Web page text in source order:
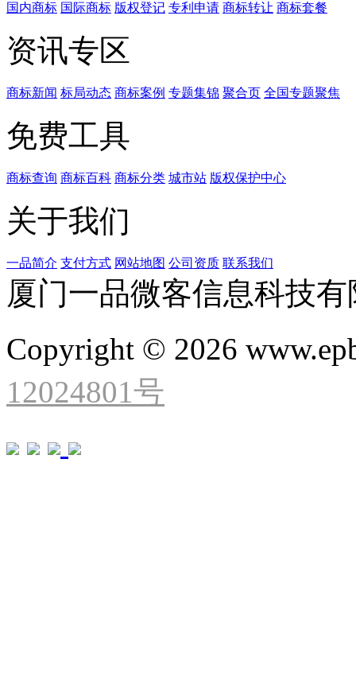
国内商标 国际商标 版权登记 专利申请 商标转让 商标套餐
资讯专区
商标新闻 标局动态 商标案例 专题集锦 聚合页 全国专题聚焦
免费工具
商标查询 商标百科 商标分类 城市站 版权保护中心
关于我们
一品简介 支付方式 网站地图 公司资质 联系我们
厦门一品微客信息科技
Copyright © 2026
12024801号